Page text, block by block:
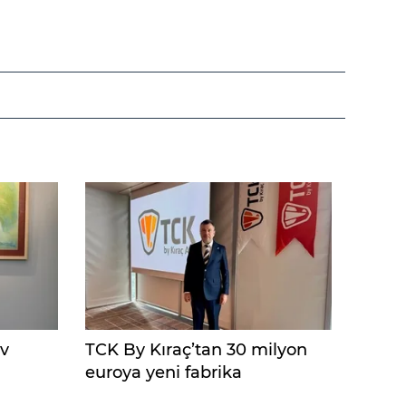
TCK By Kıraç’tan 30 milyon
euroya yeni fabrika